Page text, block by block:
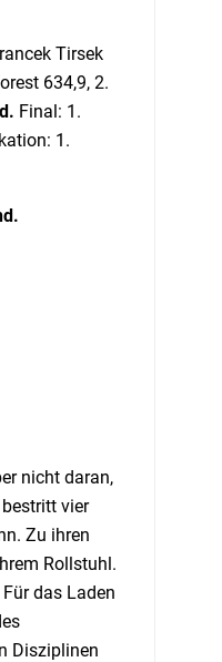
Tirsek
634,9, 2.
Final: 1.
1.
nicht daran,
vier
Zu ihren
Rollstuhl.
das Laden
Disziplinen